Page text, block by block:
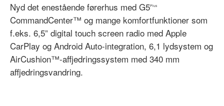
Nyd det enestående førerhus med G5Plus
CommandCenter™ og mange komfortfunktioner som
f.eks. 6,5” digital touch screen radio med Apple
CarPlay og Android Auto-integration, 6,1 lydsystem og
AirCushion™-affjedringssystem med 340 mm
affjedringsvandring.